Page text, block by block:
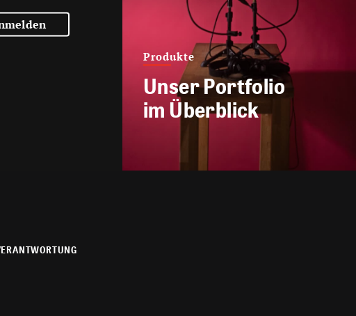
Produkte
Unser Portfolio
im Überblick